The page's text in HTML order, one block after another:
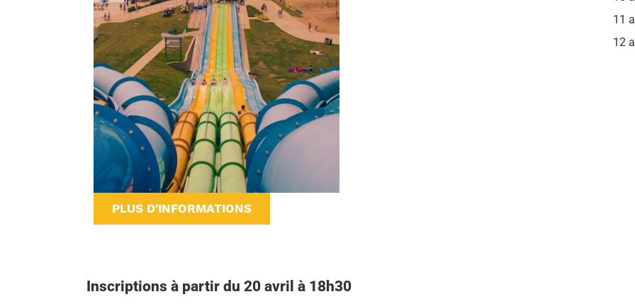
PLUS D'INFORMATIONS
11
12
Inscriptions à partir du 20 avril à 18h30